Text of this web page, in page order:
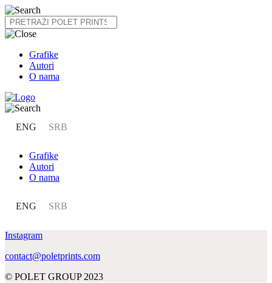
Skip
to
content
Grafike
Autori
O nama
ENG SRB
Grafike
Autori
O nama
ENG SRB
Instagram
contact@poletprints.com
© POLET GROUP 2023